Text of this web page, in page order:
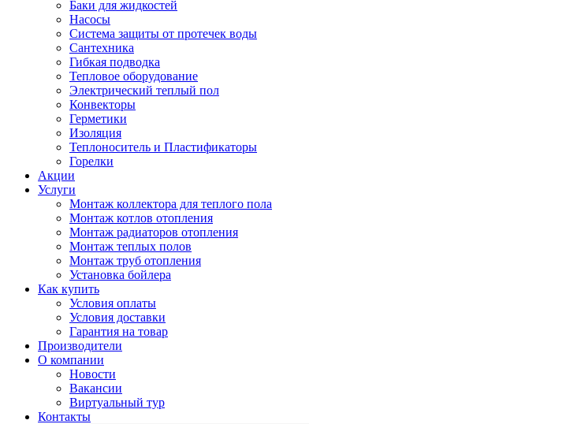
Баки для жидкостей
Насосы
Система защиты от протечек воды
Сантехника
Гибкая подводка
Тепловое оборудование
Электрический теплый пол
Конвекторы
Герметики
Изоляция
Теплоноситель и Пластификаторы
Горелки
Акции
Услуги
Монтаж коллектора для теплого пола
Монтаж котлов отопления
Монтаж радиаторов отопления
Монтаж теплых полов
Монтаж труб отопления
Установка бойлера
Как купить
Условия оплаты
Условия доставки
Гарантия на товар
Производители
О компании
Новости
Вакансии
Виртуальный тур
Контакты